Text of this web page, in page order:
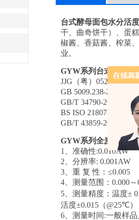
台式酵母面包水分活
干、曲奇饼干）、蛋
椒酱、香菇酱、榨菜
业。
GYW系列台式酵母面
JJG （粤） 052-2017水
GB 5009.238-2016
食
GB/T 34790-2017
粮油
BS ISO 21807-2004
食
GB/T 43859-2024
水分
GYW系列全麦面包水
1
、准确性:0.010AW
2 、分辨率: 0.001AW
3 、重 复 性： ≤0.005
4 、测量范围： 0.000～
5 、测量精度：温度±
活度±0.015 （@25℃）
6 、测量时间:一般样